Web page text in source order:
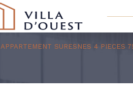
APPARTEMENT SURESNES 4 PIECES